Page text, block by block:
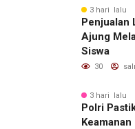
3 hari lalu
Penjualan
Ajung
Siswa
30
3 hari lalu
Polri